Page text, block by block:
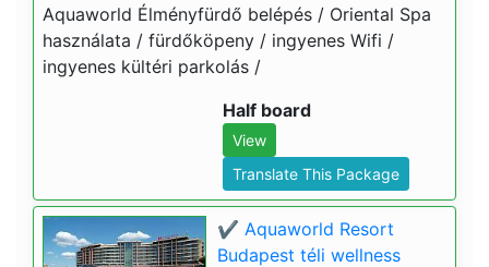
Aquaworld Élményfürdő belépés / Oriental Spa
használata / fürdőköpeny / ingyenes Wifi /
ingyenes kültéri parkolás /
Half board
View
Translate This Package
✔️ Aquaworld Resort
Budapest téli wellness